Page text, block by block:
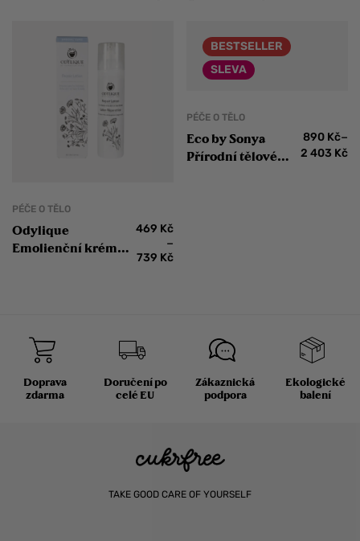
PÉČE O TĚLO
Odylique
Emolienční krém
469 Kč
–
739 Kč
BESTSELLER
SLEVA
PÉČE O TĚLO
Eco by Sonya
Přírodní tělové
890 Kč–
2 403 Kč
Doprava
zdarma
Doručení po
celé EU
Zákaznická
podpora
Ekologické
balení
TAKE GOOD CARE OF YOURSELF